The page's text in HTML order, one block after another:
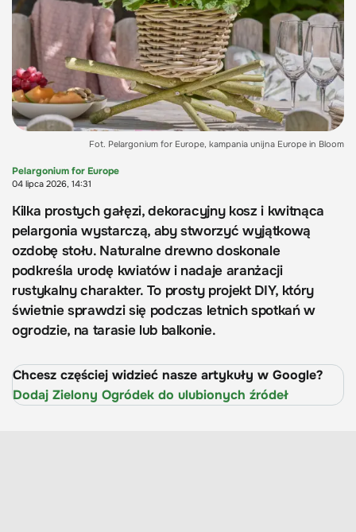
Fot. Pelargonium for Europe, kampania unijna Europe in Bloom
Pelargonium for Europe
04 lipca 2026, 14:31
Kilka prostych gałęzi, dekoracyjny kosz i kwitnąca
pelargonia wystarczą, aby stworzyć wyjątkową
ozdobę stołu. Naturalne drewno doskonale
podkreśla urodę kwiatów i nadaje aranżacji
rustykalny charakter. To prosty projekt DIY, który
świetnie sprawdzi się podczas letnich spotkań w
ogrodzie, na tarasie lub balkonie.
Chcesz częściej widzieć nasze artykuły w Google?
Dodaj Zielony Ogródek do ulubionych źródeł